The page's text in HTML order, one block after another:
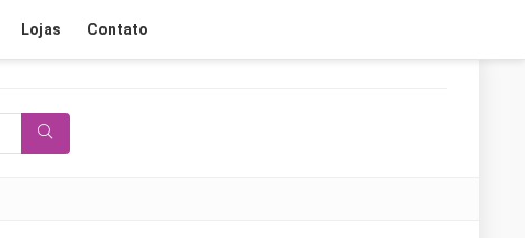
Lojas Contato